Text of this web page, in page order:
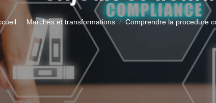
Marchés et transformations Comprendre la procedure